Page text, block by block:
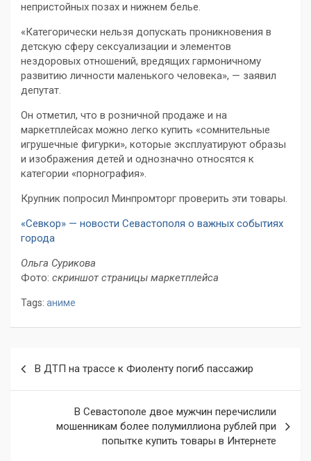
непристойных позах и нижнем белье.
«Категорически нельзя допускать проникновения в
детскую сферу сексуализации и элементов
нездоровых отношений, вредящих гармоничному
развитию личности маленького человека», — заявил
депутат.
Он отметил, что в розничной продаже и на
маркетплейсах можно легко купить «сомнительные
игрушечные фигурки», которые эксплуатируют образы
и изображения детей и однозначно относятся к
категории «порнография».
Крупник попросил Минпромторг проверить эти товары.
«Севкор» — новости Севастополя о важных событиях
города
Ольга Сурикова
Фото: скриншот страницы маркетплейса
Tags: аниме
записям
В ДТП на трассе к Фиоленту погиб пассажир
В Севастополе двое мужчин перечислили
мошенникам более полумиллиона рублей при
попытке купить товары в Интернете